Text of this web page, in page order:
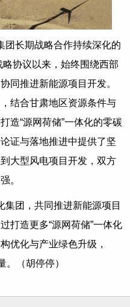
团长期战略合作持续深化的
协议以来，始终围绕西部
同推进新能源项目开发。
结合甘肃地区资源条件与
造“源网荷储”一体化的零碳
证与落地推进中提供了坚
大型风电项目开发，双方
。
集团，共同推进新能源项目
打造更多“源网荷储”一体化
优化与产业绿色升级，
。（胡停停）